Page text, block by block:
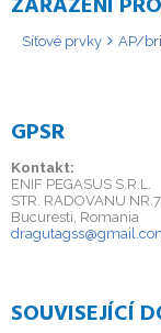
Síťové prvky AP/
GPSR
Kontakt:
ENIF PEGASUS S.R.L.
STR. RADOVANU
Bucuresti, Romania
SOUVISEJÍCÍ